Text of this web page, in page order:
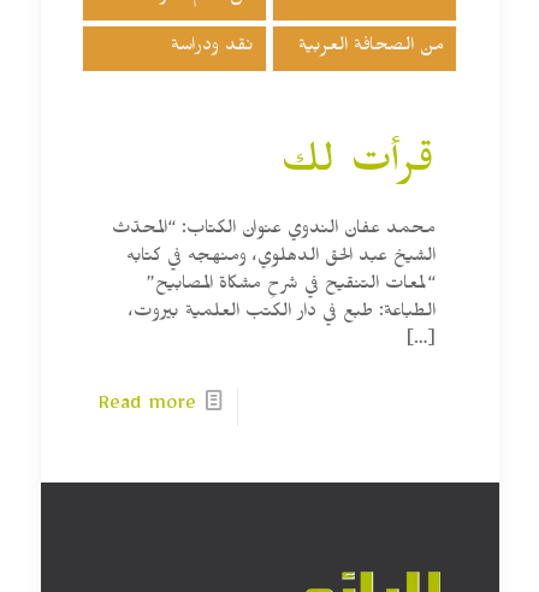
من الصحافة العربية نقد ودراسة
قرأت لك
محمد عفان الندوي عنوان الكتاب: “المحدّث
الشيخ عبد الحق الدهلوي، ومنهجه في كتابه
“لمعات التنقيح في شرحِ مشكاة المصابيح”
الطباعة: طبع في دار الكتب العلمية بيروت،
[…]
Read more